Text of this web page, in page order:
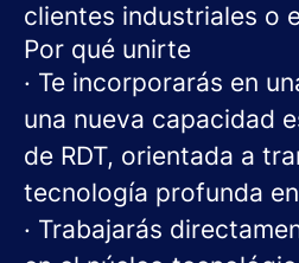
clientes industriales o
Por qué unirte
· Te incorporarás en
una nueva capacidad
de RDT, orientada a
tecnología profunda
· Trabajarás